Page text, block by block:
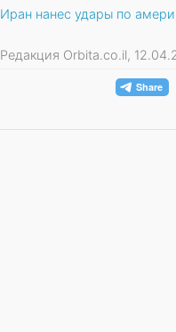
Иран нанес удары по
Редакция Orbita.co.il,